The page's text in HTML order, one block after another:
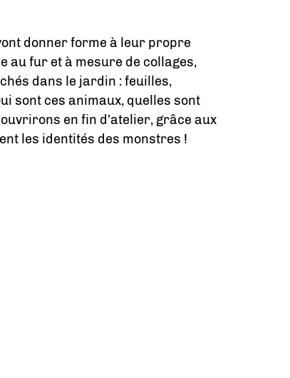
donner forme à leur propre
au fur et à mesure de collages,
dans le jardin : feuilles,
sont ces animaux, quelles sont
en fin d’atelier, grâce aux
les identités des monstres !